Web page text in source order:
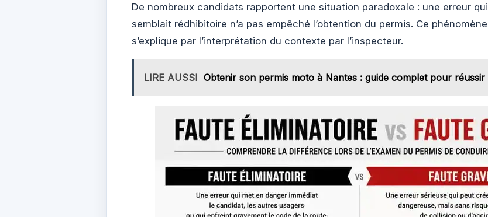
De nombreux candidats rapportent une situation paradoxale : une erreur qui
semblait rédhibitoire n’a pas empêché l’obtention du permis. Ce phénomène
s’explique par l’interprétation du contexte par l’inspecteur.
LIRE AUSSI Obtenir son permis moto à Nantes : guide complet pour réussir